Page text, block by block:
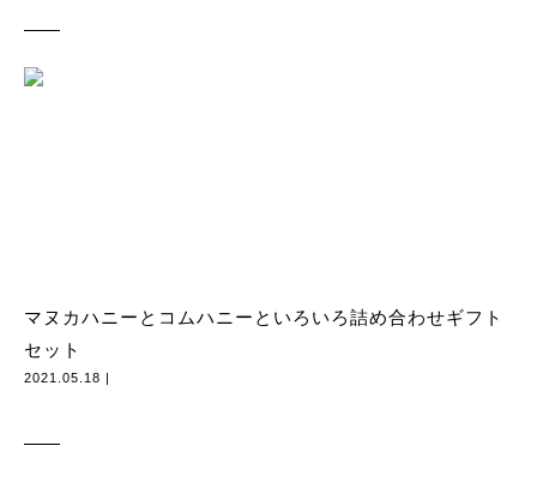
マヌカハニーとコムハニーといろいろ詰め合わせギフト
セット
2021.05.18 |